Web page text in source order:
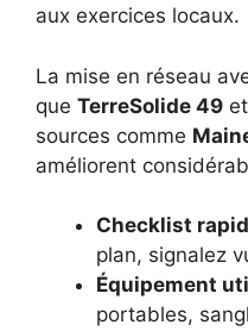
aux exercices locaux.
La mise en réseau
que TerreSolide 49
sources comme
améliorent
Checklist
plan, signalez
Équipement
portables,